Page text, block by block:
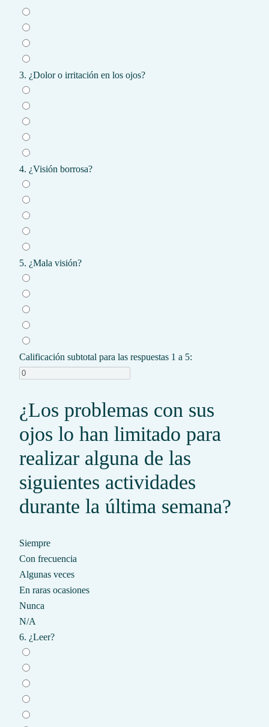
3. ¿Dolor o irritación en los ojos?
4. ¿Visión borrosa?
5. ¿Mala visión?
Calificación subtotal para las respuestas 1 a 5:
¿Los problemas con sus
ojos lo han limitado para
realizar alguna de las
siguientes actividades
durante la última semana?
Siempre
Con frecuencia
Algunas veces
En raras ocasiones
Nunca
N/A
6. ¿Leer?